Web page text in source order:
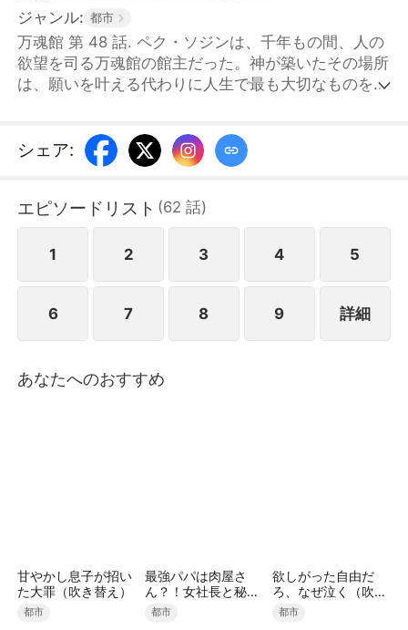
ジャンル: 都市
万魂館 第 48 話. ペク・ソジンは、千年もの間、人の
欲望を司る万魂館の館主だった。神が築いたその場所
は、願いを叶える代わりに人生で最も大切なものを代
た。1年前、イ家が山神の呪いを受けて不運に見舞わ
れると、当主イ・スンチャンは彼女の前に跪き、助け
し、ソジンは1年間、イ家を守ることを約束する。だ
が時が経つにつれ、イ家の人々は彼女を居候のように
扱い、不満を募らせ、ついには追い出そうと決める。
ク・ソジンを捜せ」という言葉を残したとの知らせが
届く。一族の盛大な宴が開かれた日、チェ家の一行が
イ家を訪れ、跪いてソジンに再び人を救ってほしいと
シェア:
エピソードリスト (62 話)
1 2 3 4 5
6 7 8 9 詳細
あなたへのおすすめ
甘やかし息子が招い
た大罪（吹き替え）
都市
最強パパは肉屋さ
ん？！女社長と秘密
の娘を溺愛中（吹き
替え）
都市
欲しがった自由だ
ろ、なぜ泣く（吹き
替え）
都市